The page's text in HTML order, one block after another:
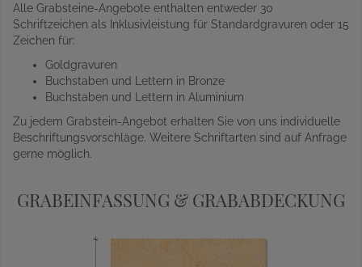
Alle Grabsteine-Angebote enthalten entweder 30
Schriftzeichen als Inklusivleistung für Standardgravuren oder 15
Zeichen für:
Goldgravuren
Buchstaben und Lettern in Bronze
Buchstaben und Lettern in Aluminium
Zu jedem Grabstein-Angebot erhalten Sie von uns individuelle
Beschriftungsvorschläge. Weitere Schriftarten sind auf Anfrage
gerne möglich.
GRABEINFASSUNG & GRABABDECKUNG